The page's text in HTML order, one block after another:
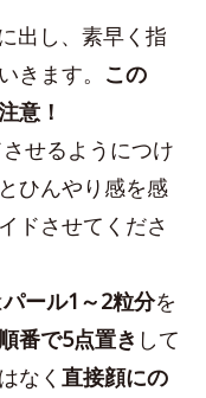
出し、素早く指
きます。 この
意！
せるようにつけ
ひんやり感を感
ドさせてくださ
パール1～2粒分を
番で5点置き して
なく 直接顔にの